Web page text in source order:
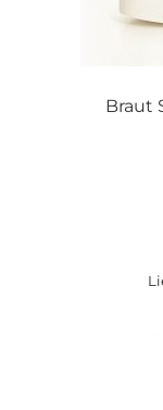
Braut